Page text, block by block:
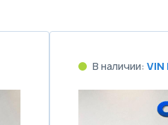
В наличии: